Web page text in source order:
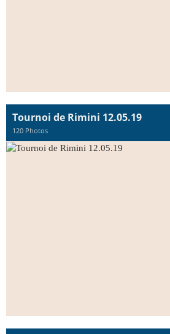
Tournoi de Rimini 12.05.19
120 Photos